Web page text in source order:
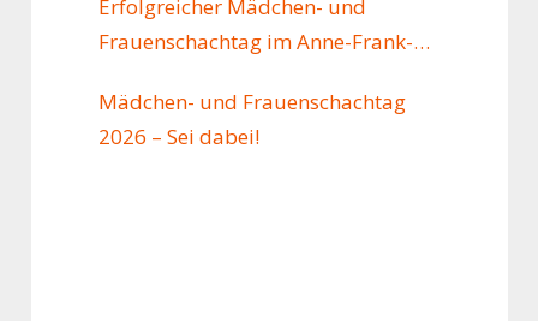
Erfolgreicher Mädchen- und
Frauenschachtag im Anne-Frank-
Mädchen- und Frauenschachtag
2026 – Sei dabei!